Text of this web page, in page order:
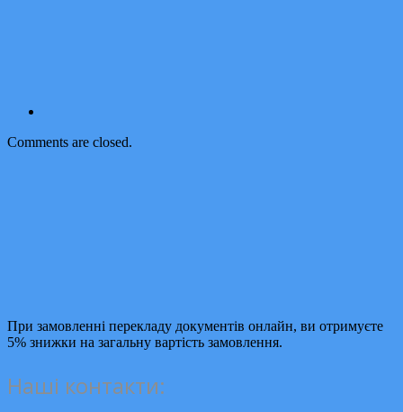
Comments are closed.
При замовленні перекладу документів онлайн, ви отримуєте
5% знижки на загальну вартість замовлення.
Наші контакти: